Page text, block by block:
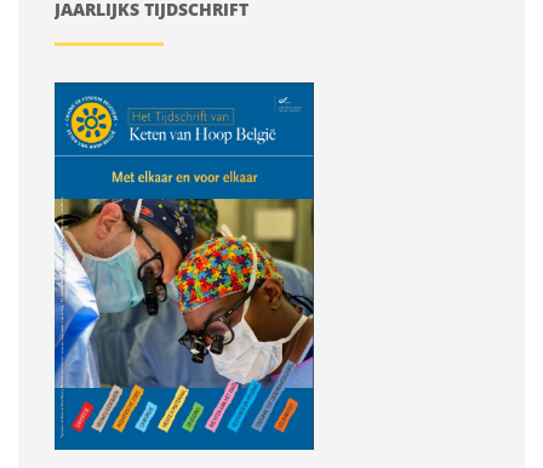
JAARLIJKS TIJDSCHRIFT